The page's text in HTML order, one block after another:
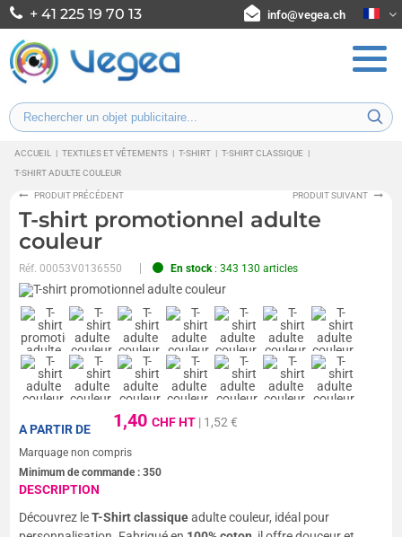
+ 41 225 19 70 13 info@vegea.ch
ACCUEIL | TEXTILES ET VÊTEMENTS | T-SHIRT | T-SHIRT CLASSIQUE |
T-SHIRT ADULTE COULEUR
PRODUIT PRÉCÉDENT PRODUIT SUIVANT
T-shirt promotionnel adulte
couleur
Réf.00053V0136550 En stock: 343 130 articles
1,40CHF HT | 1,52 €
A PARTIR DE
Marquage non compris
Minimum de commande :350
DESCRIPTION
Découvrez leT-Shirt classiqueadulte couleur, idéal pour